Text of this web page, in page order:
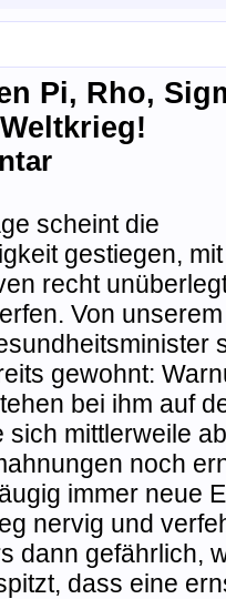
Pi, Rho,
scheint die
gestiegen, mit
recht
Von unserem
gewohnt:
bei ihm auf
sich mittlerweile
noch
immer neue
nervig und
dann gefährlich,
dass eine